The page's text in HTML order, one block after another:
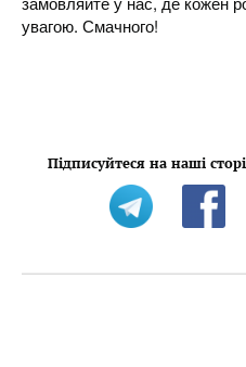
увагою. Смачного!
Підписуйтеся на наші